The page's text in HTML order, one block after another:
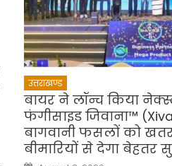
उत्तराखण्ड
बायर ने लॉन्च किया
फंगीसाइड जिवाना™️
बागवानी फसलों को
बीमारियों से देगा बेहतर